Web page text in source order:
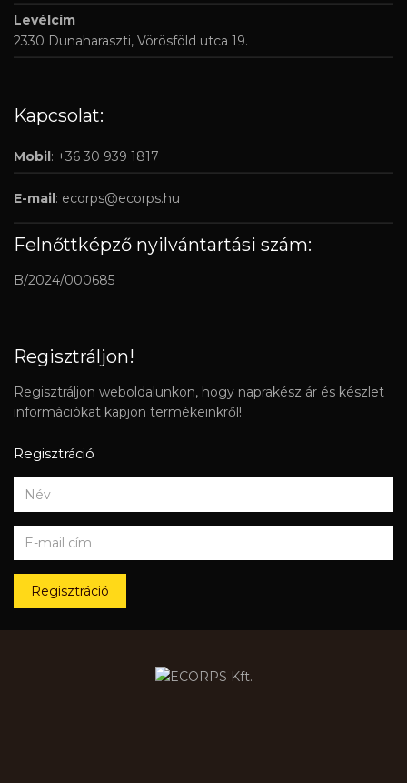
Levélcím
2330 Dunaharaszti, Vörösföld utca 19.
Kapcsolat:
Mobil: +36 30 939 1817
E-mail: ecorps@ecorps.hu
Felnőttképző nyilvántartási szám:
B/2024/000685
Regisztráljon!
Regisztráljon weboldalunkon, hogy naprakész ár és készlet
információkat kapjon termékeinkről!
Regisztráció
Regisztráció